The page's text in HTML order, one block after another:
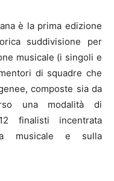
è la prima edizione
suddivisione per
musicale (i singoli e
di squadre che
composte sia da
una modalità di
finalisti incentrata
musicale e sulla